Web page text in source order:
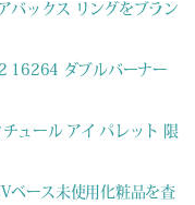
バックス リングをブラン
16264 ダブルバーナー
ュール アイ パレット 限
ベース未使用化粧品を査